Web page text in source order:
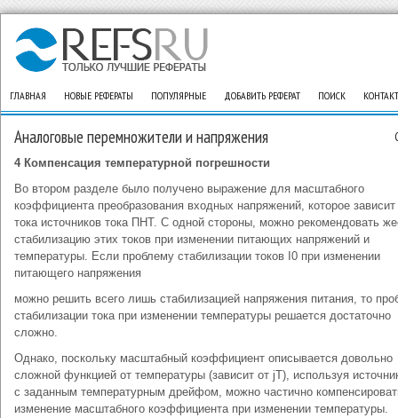
ГЛАВНАЯ НОВЫЕ РЕФЕРАТЫ ПОПУЛЯРНЫЕ ДОБАВИТЬ РЕФЕРАТ ПОИСК
Аналоговые перемножители и напряжения
4 Компенсация температурной погрешности
Во втором разделе было получено выражение для масштабного
коэффициента преобразования входных напряжений, которое зависит
тока источников тока ПНТ. С одной стороны, можно рекомендовать
стабилизацию этих токов при изменении питающих напряжений и
температуры. Если проблему стабилизации токов I0 при изменении
питающего напряжения
можно решить всего лишь стабилизацией напряжения питания, то
стабилизации тока при изменении температуры решается достаточно
сложно.
Однако, поскольку масштабный коэффициент описывается довольно
сложной функцией от температуры (зависит от jТ), используя
с заданным температурным дрейфом, можно частично
изменение масштабного коэффициента при изменении температуры.